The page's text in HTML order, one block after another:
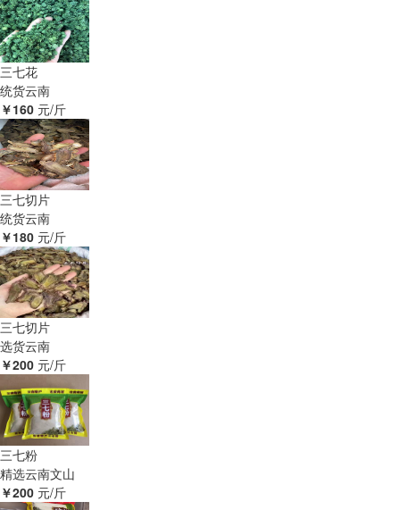
三七花
统货云南
￥160 元/斤
三七切片
统货云南
￥180 元/斤
三七切片
选货云南
￥200 元/斤
三七粉
精选云南文山
￥200 元/斤